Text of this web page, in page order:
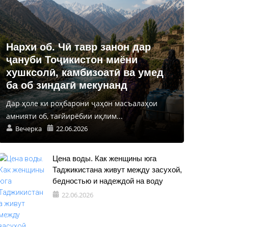
Нархи об. Чӣ тавр занон дар
ҷануби Тоҷикистон миёни
хушксолӣ, камбизоатӣ ва умед
ба об зиндагӣ мекунанд
Дар ҳоле ки роҳбарони ҷаҳон масъалаҳои
амнияти об, тағйирёбии иқлим...
Вечерка 22.06.2026
Цена воды. Как женщины юга
Таджикистана живут между засухой,
бедностью и надеждой на воду
22.06.2026